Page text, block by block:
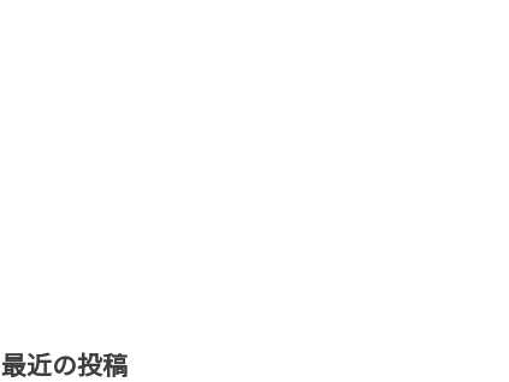
最近の投稿